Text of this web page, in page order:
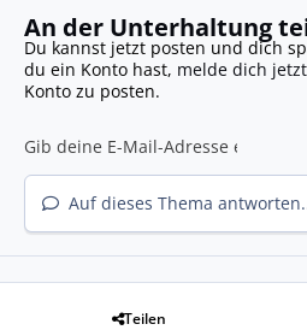
An der Unterhaltung
Du kannst jetzt posten und dich
du ein Konto hast, melde dich
Konto zu posten.
Auf dieses Thema
Teilen